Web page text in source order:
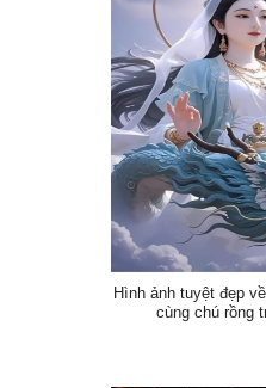
Hình ảnh tuyệt đẹp
cùng chú rồng